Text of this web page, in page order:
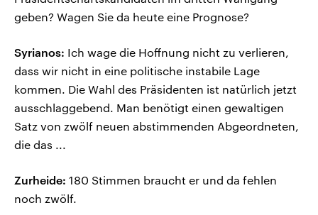
geben? Wagen Sie da heute eine Prognose?
Syrianos: Ich wage die Hoffnung nicht zu verlieren,
dass wir nicht in eine politische instabile Lage
kommen. Die Wahl des Präsidenten ist natürlich jetzt
ausschlaggebend. Man benötigt einen gewaltigen
Satz von zwölf neuen abstimmenden Abgeordneten,
die das ...
Zurheide: 180 Stimmen braucht er und da fehlen
noch zwölf.